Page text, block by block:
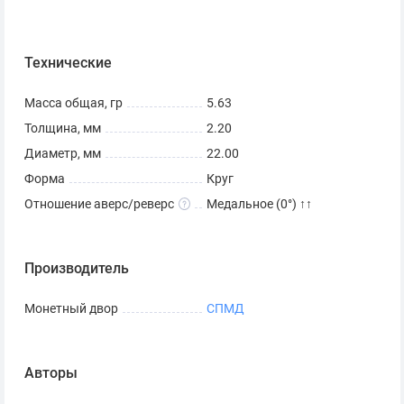
Монета «10 рублей 2010
разновидности
Зафиксировано три разновидности оригиналов монеты
Знак монетного двора расположен в центре —
Знак монетного двора расположен левее —
Поскольку весь тираж (10 миллионов экземпляров)
Технические
Масса общая, гр
5.63
Толщина, мм
2.20
Диаметр, мм
22.00
Форма
Круг
Отношение аверс/реверс
Медальное (0°) ↑↑
Производитель
Монетный двор СПМД
Авторы